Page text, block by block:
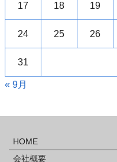
17 18 19
24 25 26
31
« 9月
HOME
会社概要